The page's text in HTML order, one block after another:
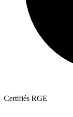
Certifiés RGE